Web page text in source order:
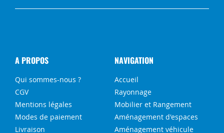
A PROPOS
Qui sommes-nous ?
CGV
Mentions légales
Modes de paiement
Livraison
NAVIGATION
Accueil
Rayonnage
Mobilier et Rangement
Aménagement d'espaces
Aménagement véhicule